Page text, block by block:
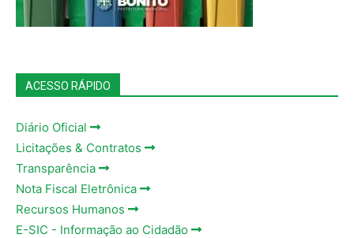
ACESSO RÁPIDO
Diário Oficial
Licitações & Contratos
Transparência
Nota Fiscal Eletrônica
Recursos Humanos
E-SIC - Informação ao Cidadão